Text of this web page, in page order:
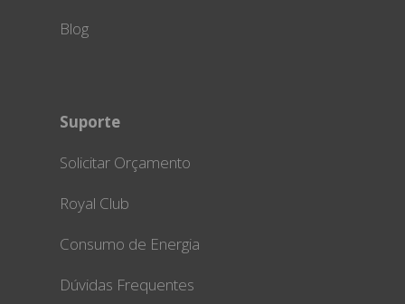
Blog
Suporte
Solicitar Orçamento
Royal Club
Consumo de Energia
Dúvidas Frequentes